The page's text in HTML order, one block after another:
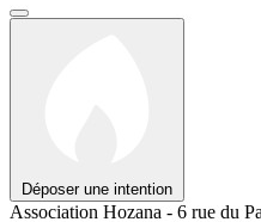
Déposer une intention
Association Hozana - 6 rue du